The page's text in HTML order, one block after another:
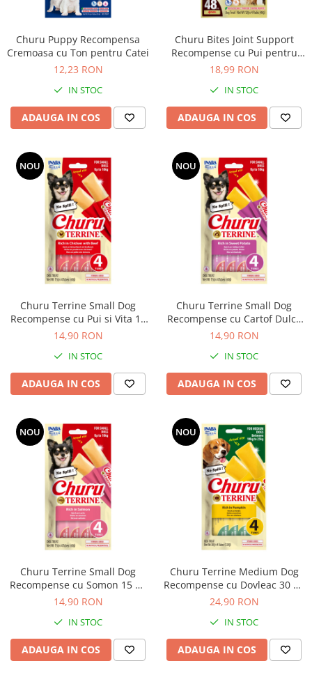
Churu Puppy Recompensa
Cremoasa cu Ton pentru Catei
12,23 RON
IN STOC
ADAUGA IN COS
Churu Bites Joint Support
Recompense cu Pui pentru
Caini
18,99 RON
IN STOC
ADAUGA IN COS
NOU
Churu Terrine Small Dog
Recompense cu Pui si Vita 15
Gr x 4 Buc
14,90 RON
IN STOC
ADAUGA IN COS
NOU
Churu Terrine Small Dog
Recompense cu Cartof Dulce
15 Gr x 4 Buc
14,90 RON
IN STOC
ADAUGA IN COS
NOU
Churu Terrine Small Dog
Recompense cu Somon 15 Gr
x 4 Buc
14,90 RON
IN STOC
ADAUGA IN COS
NOU
Churu Terrine Medium Dog
Recompense cu Dovleac 30 Gr
x 4 Buc
24,90 RON
IN STOC
ADAUGA IN COS